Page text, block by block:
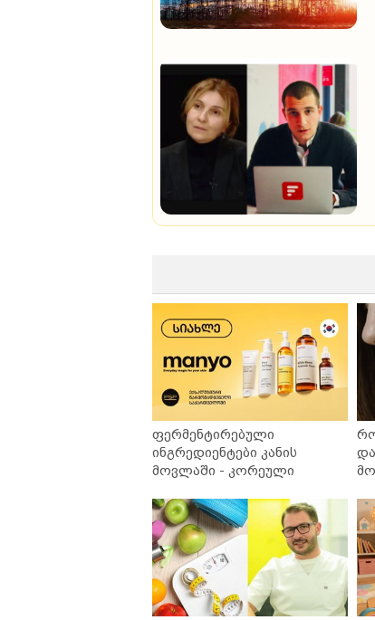
ფერმენტირებული
ინგრედიენტები კანის
მოვლაში - კორეული
საქართველოშია